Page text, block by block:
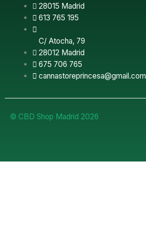
28015 Madrid
613 765 195
C/ Atocha, 79
28012 Madrid
675 706 765
cannastoreprincesa@gmail.com
© CBD Shop Madrid 2026